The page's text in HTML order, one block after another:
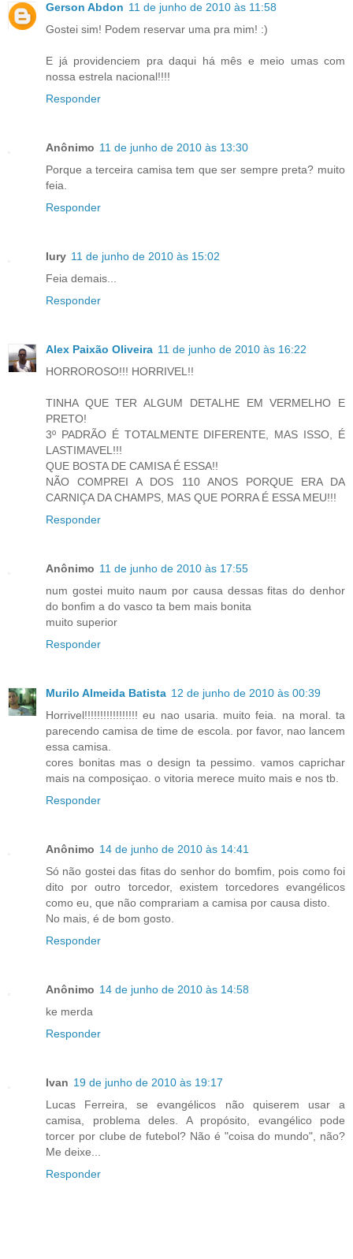
Gerson Abdon 11 de junho de 2010 às 11:58
Gostei sim! Podem reservar uma pra mim! :)
E já providenciem pra daqui há mês e meio umas com
nossa estrela nacional!!!!
Responder
Anônimo 11 de junho de 2010 às 13:30
Porque a terceira camisa tem que ser sempre preta? muito
feia.
Responder
Iury 11 de junho de 2010 às 15:02
Feia demais...
Responder
Alex Paixão Oliveira 11 de junho de 2010 às 16:22
HORROROSO!!! HORRIVEL!!
TINHA QUE TER ALGUM DETALHE EM VERMELHO E
PRETO!
3º PADRÃO É TOTALMENTE DIFERENTE, MAS ISSO, É
LASTIMAVEL!!!
QUE BOSTA DE CAMISA É ESSA!!
NÃO COMPREI A DOS 110 ANOS PORQUE ERA DA
CARNIÇA DA CHAMPS, MAS QUE PORRA É ESSA MEU!!!
Responder
Anônimo 11 de junho de 2010 às 17:55
num gostei muito naum por causa dessas fitas do denhor
do bonfim a do vasco ta bem mais bonita
muito superior
Responder
Murilo Almeida Batista 12 de junho de 2010 às 00:39
Horrivel!!!!!!!!!!!!!!!!! eu nao usaria. muito feia. na moral. ta
parecendo camisa de time de escola. por favor, nao lancem
essa camisa.
cores bonitas mas o design ta pessimo. vamos caprichar
mais na composiçao. o vitoria merece muito mais e nos tb.
Responder
Anônimo 14 de junho de 2010 às 14:41
Só não gostei das fitas do senhor do bomfim, pois como foi
dito por outro torcedor, existem torcedores evangélicos
como eu, que não comprariam a camisa por causa disto.
No mais, é de bom gosto.
Responder
Anônimo 14 de junho de 2010 às 14:58
ke merda
Responder
Ivan 19 de junho de 2010 às 19:17
Lucas Ferreira, se evangélicos não quiserem usar a
camisa, problema deles. A propósito, evangélico pode
torcer por clube de futebol? Não é "coisa do mundo", não?
Me deixe...
Responder